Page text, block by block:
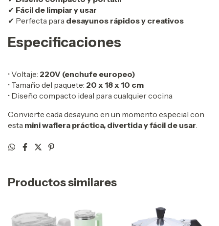
✔ Fácil de limpiar y usar
✔ Perfecta para desayunos rápidos y creativos
Especificaciones
• Voltaje: 220V (enchufe europeo)
• Tamaño del paquete: 20 x 18 x 10 cm
• Diseño compacto ideal para cualquier cocina
Convierte cada desayuno en un momento especial con
esta mini waflera práctica, divertida y fácil de usar.
Productos similares